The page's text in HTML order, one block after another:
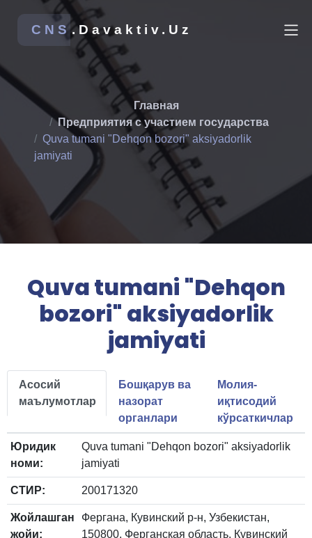
CNS.Davaktiv.Uz
Главная
Предприятия с участием государства
Quva tumani "Dehqon bozori" aksiyadorlik
jamiyati
Quva tumani "Dehqon
bozori" aksiyadorlik
jamiyati
Асосий
маълумотлар
Бошқарув ва
назорат
органлари
Молия-
иқтисодий
кўрсаткичлар
Юридик
номи:
Quva tumani "Dehqon bozori" aksiyadorlik
jamiyati
СТИР: 200171320
Жойлашган
жойи:
Фергана, Кувинский р-н, Узбекистан,
150800, Ферганская область, Кувинский